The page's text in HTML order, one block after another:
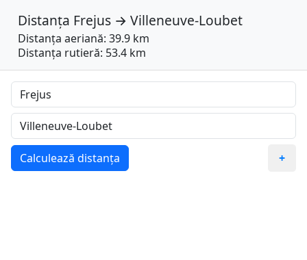
Distanța Frejus → Villeneuve-Loubet
Distanța aeriană: 39.9 km
Distanța rutieră: 53.4 km
Calculează distanța +